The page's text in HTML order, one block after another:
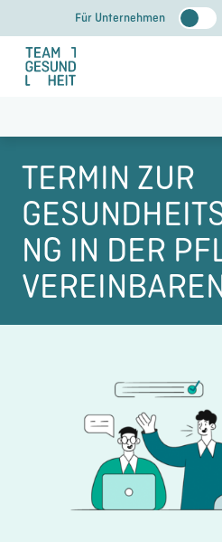
Inhalt
springen
Für Unternehmen
TERMIN ZUR
NG IN DER